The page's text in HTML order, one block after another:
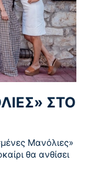
ΣΤΟ
Μανόλιες»
θα ανθίσει